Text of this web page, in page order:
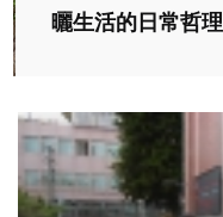
曬生活的日常哲理